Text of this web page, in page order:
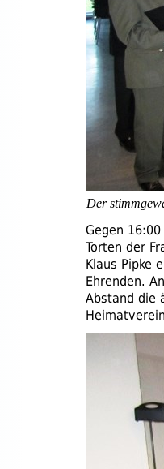
Der
Gegen
Torten der
Klaus Pipke
Ehrenden.
Abstand die